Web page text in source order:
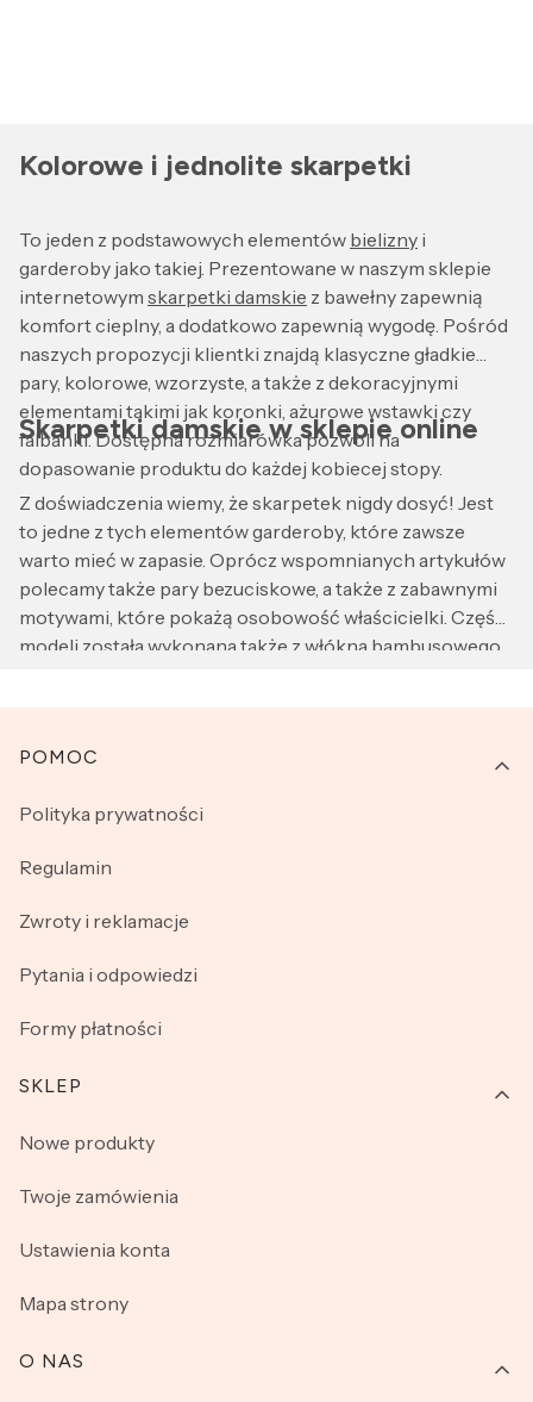
Kolorowe i jednolite skarpetki
To jeden z podstawowych elementów bielizny i
garderoby jako takiej. Prezentowane w naszym sklepie
internetowym skarpetki damskie z bawełny zapewnią
komfort cieplny, a dodatkowo zapewnią wygodę. Pośród
naszych propozycji klientki znajdą klasyczne gładkie
pary, kolorowe, wzorzyste, a także z dekoracyjnymi
elementami takimi jak koronki, ażurowe wstawki czy
falbanki. Dostępna rozmiarówka pozwoli na
dopasowanie produktu do każdej kobiecej stopy.
Skarpetki damskie w sklepie online
Z doświadczenia wiemy, że skarpetek nigdy dosyć! Jest
to jedne z tych elementów garderoby, które zawsze
warto mieć w zapasie. Oprócz wspomnianych artykułów
polecamy także pary bezuciskowe, a także z zabawnymi
motywami, które pokażą osobowość właścicielki. Część
modeli została wykonana także z włókna bambusowego,
materiały. Nasze artykuły to także znakomity pomysł na
online! Zaglądając do naszych innych działów
biustonoszy.
Linki w stopce
POMOC
Polityka prywatności
Regulamin
Zwroty i reklamacje
Pytania i odpowiedzi
Formy płatności
SKLEP
Nowe produkty
Twoje zamówienia
Ustawienia konta
Mapa strony
O NAS